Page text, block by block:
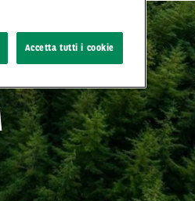
Accetta tutti i cookie